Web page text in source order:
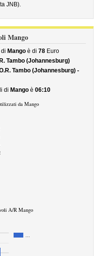
JNB).
Mango
Mango è di78 Euro
Tambo (Johannesburg)
Tambo (Johannesburg) -
di Mango è06:10
da Mango
A/R Mango